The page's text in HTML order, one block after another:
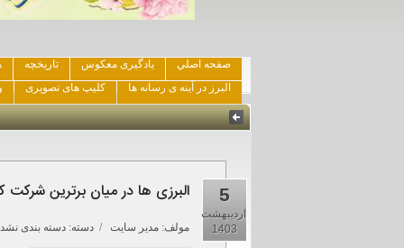
صفحه اصلي یادگیری معکوس تاریخچه
البرز در آینه ی رسانه ها
کلیپ های تصویری
5
اردیبهشت
1403
البرزی ها در میان برترین
مولف: مدیر سایت / دسته: دسته بندی